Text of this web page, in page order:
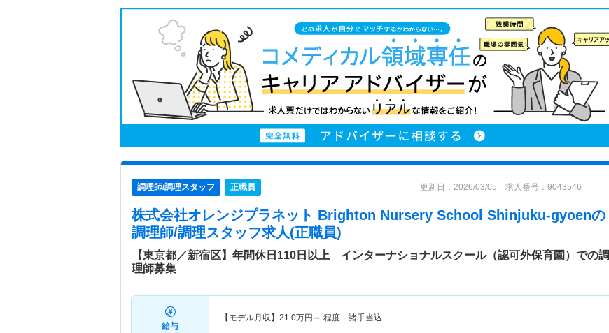
調理師/調理スタッフ 正職員 更新日：2026/03/05 求人番号：9043546
株式会社オレンジプラネット Brighton Nursery School Shinjuku-gyoenの
調理師/調理スタッフ求人(正職員)
【東京都／新宿区】年間休日110日以上 インターナショナルスクール（認可外保育園）での調
理師募集
給与
【モデル月収】 21.0万円～ 程度 諸手当込